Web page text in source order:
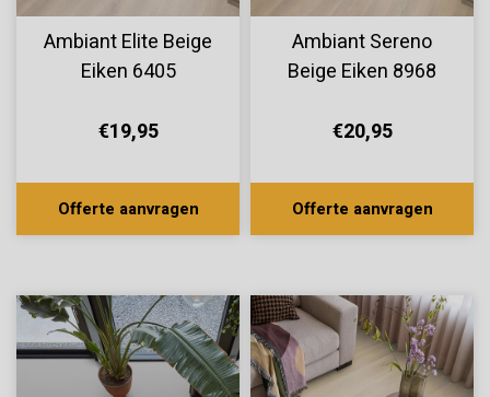
Ambiant Elite Beige
Eiken 6405
€19,95
Offerte aanvragen
Ambiant Sereno
Beige Eiken 8968
€20,95
Offerte aanvragen